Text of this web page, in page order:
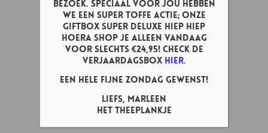
Lottea Tegeltje ‘Baby Bey-bee’
€9,95
bezoek. Speciaal voor jou hebben
we een super toffe actie; onze
Giftbox Super Deluxe Hiep Hiep
Hoera shop je ALLEEN vandaag
voor slechts €24,95! Check de
verjaardagsbox hier.
Een hele fijne zondag gewenst!
Liefs, Marleen
Het Theeplankje